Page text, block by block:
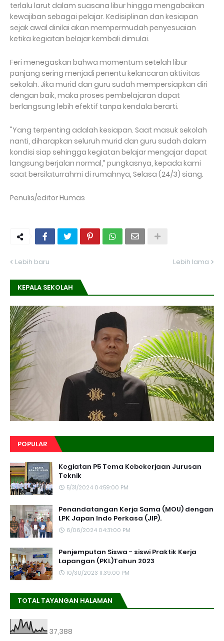
terlalu larut dalam suasana libur hingga mengabaikan
kewajiban sebagai pelajar. Kedisiplinan dan kesiapan
sejak awal dinilai akan mempermudah penyesuaian
ketika kegiatan belajar kembali dimulai.
Feri menegaskan bahwa momentum setelah libur
panjang sering menjadi penentu kelancaran aktivitas
sekolah. Jika murid dan guru sudah mempersiapkan diri
dengan baik, maka proses pembelajaran dapat
berlangsung lebih efektif tanpa kendala berarti.
"Yang terpenting adalah kesiapan. Saat masuk sekolah
nanti, diharapkan seluruh murid dan guru sudah dalam
kondisi siap sehingga kegiatan belajar mengajar dapat
langsung berjalan normal,” pungkasnya, kepada kami
saat bersilaturrahmi di rumahnya, Selasa (24/3) siang.
Penulis/editor Humas
Lebih baru Lebih lama
KEPALA SEKOLAH
POPULAR
Kegiatan P5 Tema Kebekerjaan Jurusan
Teknik
5/31/2024 04:59:00 PM
Penandatangan Kerja Sama (MOU) dengan
LPK Japan Indo Perkasa (JIP).
6/06/2024 04:31:00 PM
Penjemputan Siswa - siswi Praktik Kerja
Lapangan (PKL)Tahun 2023
10/30/2023 11:39:00 PM
TOTAL TAYANGAN HALAMAN
37,388